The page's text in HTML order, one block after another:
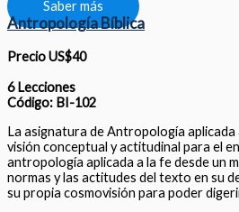
Saber más
Antropología Bíblica
Precio US$40
6 Lecciones
Código: BI-102
La asignatura de Antropología aplicada
visión conceptual y actitudinal para el
antropología aplicada a la fe desde un
normas y las actitudes del texto en su
su propia cosmovisión para poder